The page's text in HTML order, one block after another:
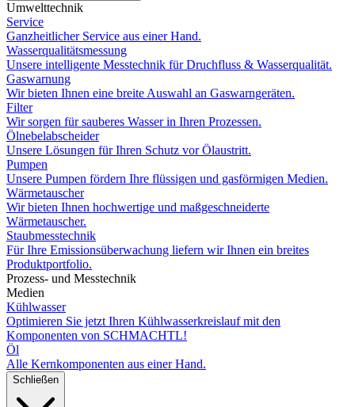
Umwelttechnik
Service
Ganzheitlicher Service aus einer Hand.
Wasserqualitätsmessung
Unsere intelligente Messtechnik für Druchfluss & Wasserqualität.
Gaswarnung
Wir bieten Ihnen eine breite Auswahl an Gaswarngeräten.
Filter
Wir sorgen für sauberes Wasser in Ihren Prozessen.
Ölnebelabscheider
Unsere Lösungen für Ihren Schutz vor Ölaustritt.
Pumpen
Unsere Pumpen fördern Ihre flüssigen und gasförmigen Medien.
Wärmetauscher
Wir bieten Ihnen hochwertige und maßgeschneiderte
Wärmetauscher.
Staubmesstechnik
Für Ihre Emissionsüberwachung liefern wir Ihnen ein breites
Produktportfolio.
Prozess- und Messtechnik
Medien
Kühlwasser
Optimieren Sie jetzt Ihren Kühlwasserkreislauf mit den
Komponenten von SCHMACHTL!
Öl
Alle Kernkomponenten aus einer Hand.
Schließen